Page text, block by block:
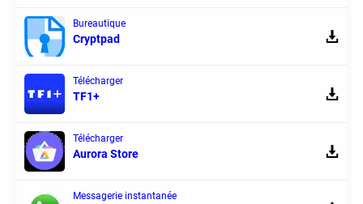
Bureautique
Cryptpad
Télécharger
TF1+
Télécharger
Aurora Store
Messagerie instantanée